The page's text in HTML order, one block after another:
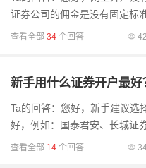
证券公司的佣金是没有固定标
是可以主动联系客户经理去调
查看全部 34 个回答
新手用什么证券开户最好
Ta的回答：您好，新手建议选
好，例如：国泰君安、长城证
等等都是比较好的，所以没有
查看全部 14 个回答